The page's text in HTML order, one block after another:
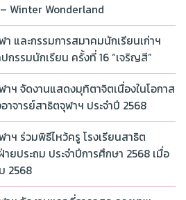
Winter Wonderland
และกรรมการสมาคมนักเรียนเก่าฯ
กรรมนักเรียน ครั้งที่ 16 “เจริญสี”
ฯ จัดงานแสดงมุทิตาจิตเนื่องในโอกาส
จารย์สาธิตจุฬาฯ ประจำปี 2568
ฯ ร่วมพิธีไหว้ครู โรงเรียนสาธิต
ประถม ประจำปีการศึกษา 2568 เมื่อ
2568